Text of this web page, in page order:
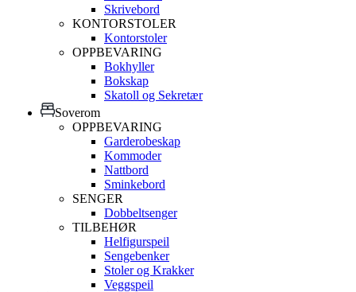
Skrivebord
KONTORSTOLER
Kontorstoler
OPPBEVARING
Bokhyller
Bokskap
Skatoll og Sekretær
Soverom
OPPBEVARING
Garderobeskap
Kommoder
Nattbord
Sminkebord
SENGER
Dobbeltsenger
TILBEHØR
Helfigurspeil
Sengebenker
Stoler og Krakker
Veggspeil